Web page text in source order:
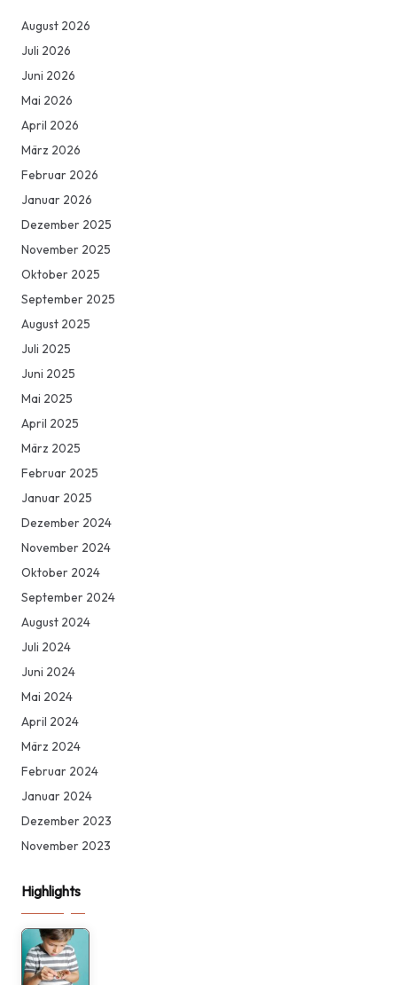
August 2026
Juli 2026
Juni 2026
Mai 2026
April 2026
März 2026
Februar 2026
Januar 2026
Dezember 2025
November 2025
Oktober 2025
September 2025
August 2025
Juli 2025
Juni 2025
Mai 2025
April 2025
März 2025
Februar 2025
Januar 2025
Dezember 2024
November 2024
Oktober 2024
September 2024
August 2024
Juli 2024
Juni 2024
Mai 2024
April 2024
März 2024
Februar 2024
Januar 2024
Dezember 2023
November 2023
Highlights